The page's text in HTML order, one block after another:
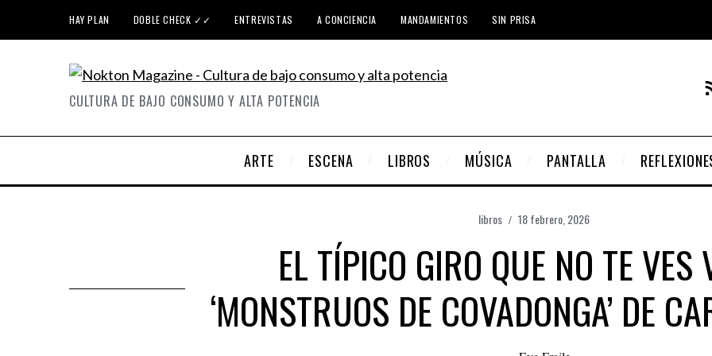
HAY PLAN DOBLE CHECK ✓✓ ENTREVISTAS A CONCIENCIA MANDAMIENTOS SIN PRISA
CULTURA DE BAJO CONSUMO Y ALTA POTENCIA
ARTE ESCENA LIBROS MÚSICA PANTALLA
libros 18 febrero, 2026
EL TÍPICO GIRO QUE NO TE VES
‘MONSTRUOS DE COVADONGA’ DE